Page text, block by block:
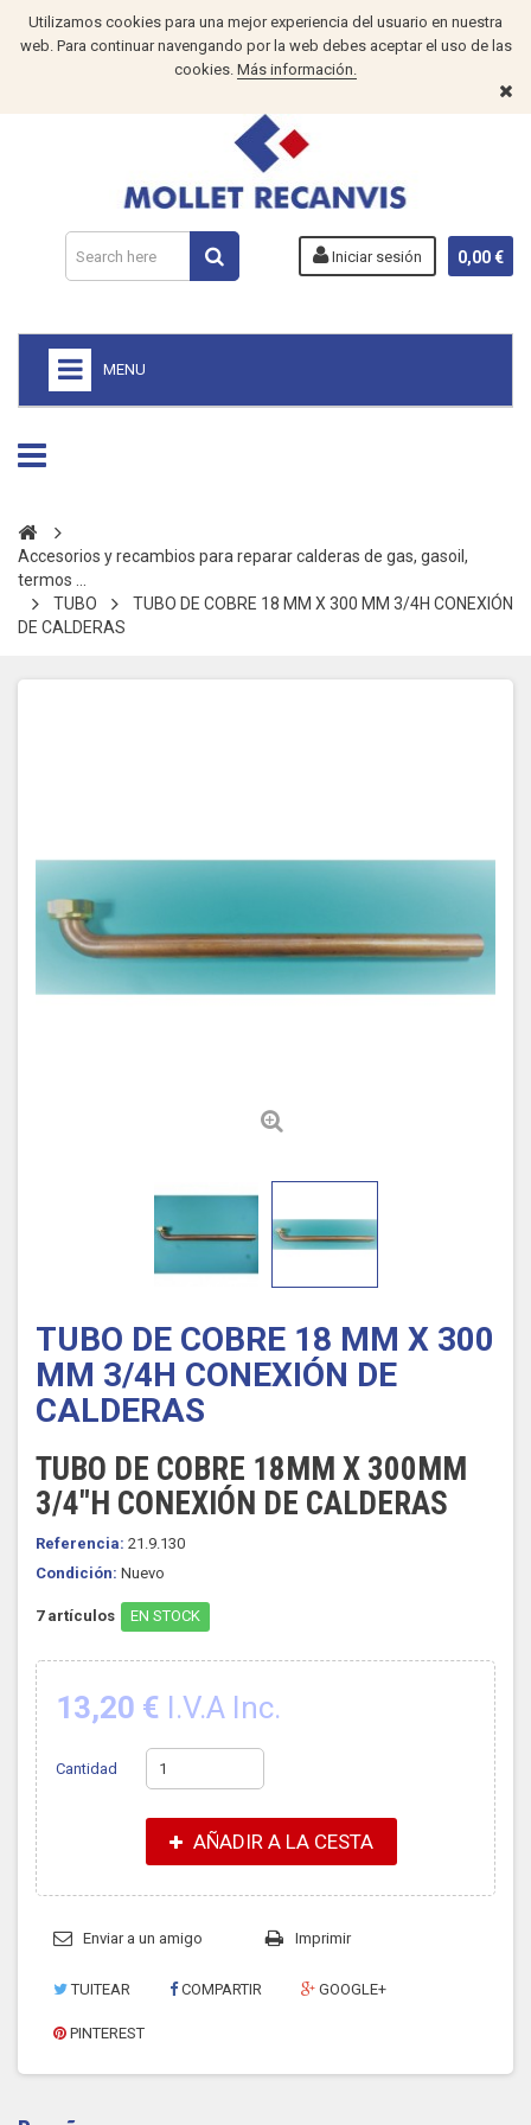
Utilizamos cookies para una mejor experiencia del usuario en nuestra
web. Para continuar navengando por la web debes aceptar el uso de las
cookies. Más información.
0,00 €
Iniciar sesión
MENU
Accesorios y recambios para reparar calderas de gas, gasoil,
termos ...
TUBO
TUBO DE COBRE 18 MM X 300 MM 3/4H CONEXIÓN
DE CALDERAS
TUBO DE COBRE 18 MM X 300
MM 3/4H CONEXIÓN DE
CALDERAS
TUBO DE COBRE 18MM X 300MM
3/4"H CONEXIÓN DE CALDERAS
Referencia: 21.9.130
Condición: Nuevo
7 artículos EN STOCK
13,20 € I.V.A Inc.
Cantidad
AÑADIR A LA CESTA
Enviar a un amigo Imprimir
TUITEAR COMPARTIR GOOGLE+
PINTEREST